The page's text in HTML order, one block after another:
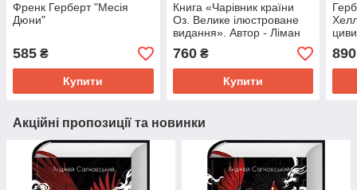
Френк Герберт "Месія
Дюни"
585 ₴
Купити
Книга «Чарівник країни
Оз. Велике ілюстроване
видання». Автор - Ліман
Френк Баум
760₴
Купити
890
Акційні пропозиції та новинки